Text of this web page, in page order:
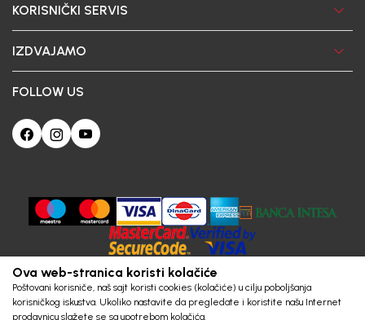
KORISNIČKI SERVIS
IZDVAJAMO
FOLLOW US
©2026https://www.bebakids.ba Powered byNB SOFTSva prava pridržana.
Ova web-stranica koristi kolačiće
Poštovani korisniče, naš sajt koristi cookies (kolačiće) u cilju poboljšanja
korisničkog iskustva. Ukoliko nastavite da pregledate i koristite našu Internet
prodavnicu slažete se sa upotrebom kolačića.
Obavezni Statistics Marketing Trajni
Saznajte više slažem se Prihvatam sve